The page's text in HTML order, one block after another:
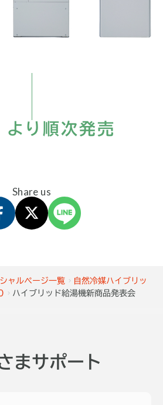
ャルページ一覧
自然冷媒ハイブリッ
ハイブリッド給湯機新商品発表会
り順次発売
Share us
まサポート